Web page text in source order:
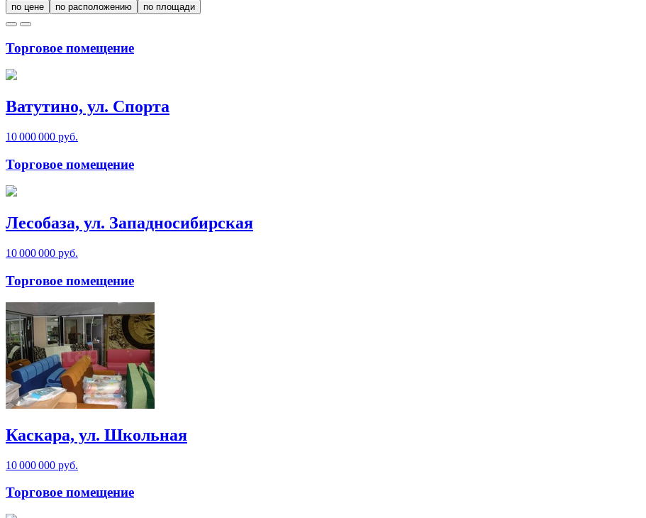
по цене по расположению по площади
Торговое помещение
Ватутино, ул. Спорта
10 000 000 руб.
Торговое помещение
Лесобаза, ул. Западносибирская
10 000 000 руб.
Торговое помещение
Каскара, ул. Школьная
10 000 000 руб.
Торговое помещение